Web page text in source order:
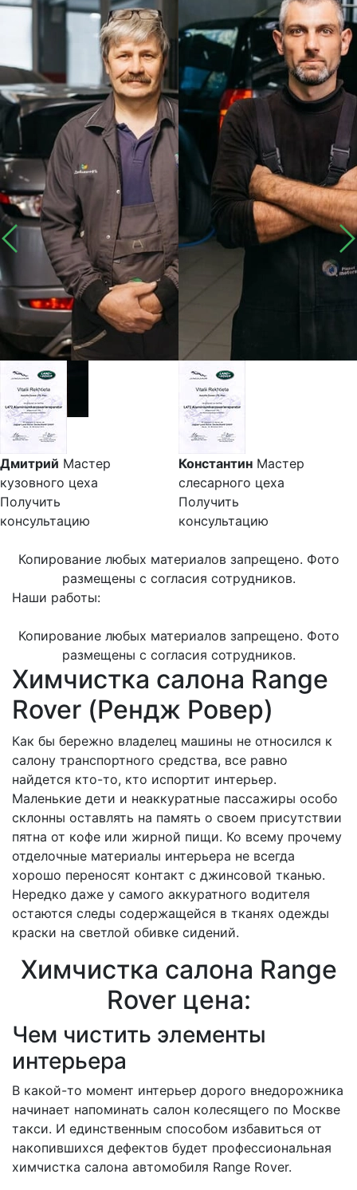
Дмитрий Мастер
кузовного цеха
Получить
консультацию
Константин Мастер
слесарного цеха
Получить
консультацию
Копирование любых материалов запрещено. Фото
размещены с согласия сотрудников.
Наши работы:
Копирование любых материалов запрещено. Фото
размещены с согласия сотрудников.
Химчистка салона Range
Rover (Рендж Ровер)
Как бы бережно владелец машины не относился к
салону транспортного средства, все равно
найдется кто-то, кто испортит интерьер.
Маленькие дети и неаккуратные пассажиры особо
склонны оставлять на память о своем присутствии
пятна от кофе или жирной пищи. Ко всему прочему
отделочные материалы интерьера не всегда
хорошо переносят контакт с джинсовой тканью.
Нередко даже у самого аккуратного водителя
остаются следы содержащейся в тканях одежды
краски на светлой обивке сидений.
Химчистка салона Range
Rover цена:
Чем чистить элементы
интерьера
В какой-то момент интерьер дорого внедорожника
начинает напоминать салон колесящего по Москве
такси. И единственным способом избавиться от
накопившихся дефектов будет профессиональная
химчистка салона автомобиля Range Rover.